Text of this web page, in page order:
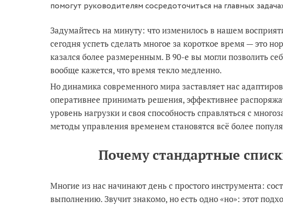
помогут руководителям сосредоточиться на главных
Задумайтесь на минуту: что изменилось в нашем
сегодня успеть сделать многое за короткое время — это
казался более размеренным. В 90-е вы могли позволить
вообще кажется, что время текло медленно.
Но динамика современного мира заставляет нас
оперативнее принимать решения, эффективнее
уровень нагрузки и своя способность справляться с
методы управления временем становятся всё более
Почему стандартные
Многие из нас начинают день с простого инструмента:
выполнению. Звучит знакомо, но есть одно «но»: этот